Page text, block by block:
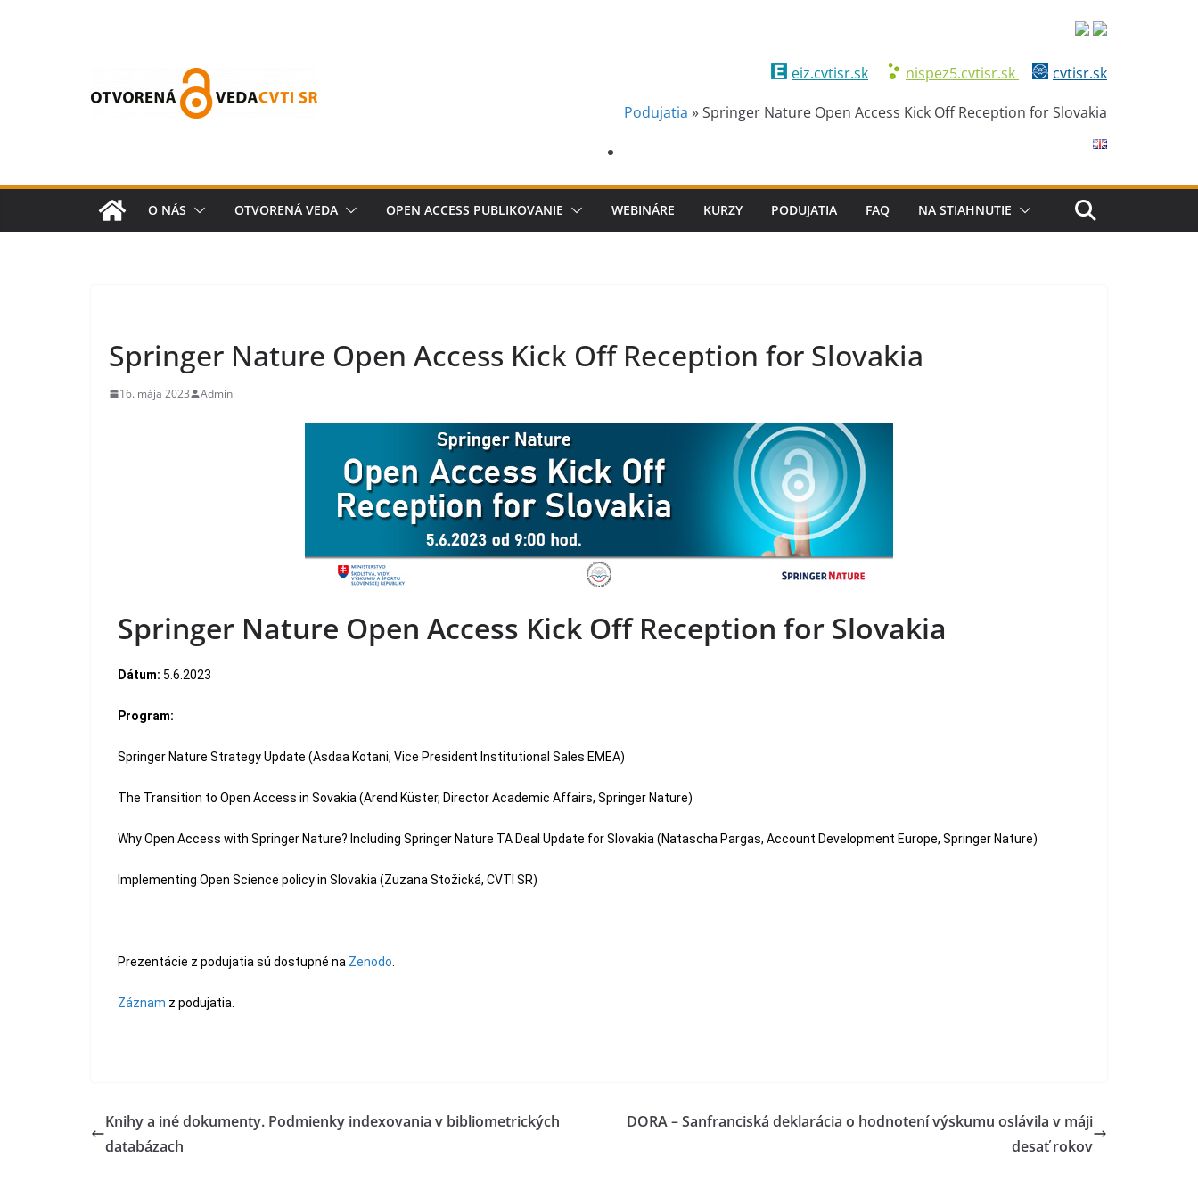
eiz.cvtisr.sk nispez5.cvtisr.sk
cvtisr.sk
Podujatia »Springer Nature Open Access Kick Off Reception for Slovakia
O NÁS OTVORENÁ VEDA OPEN ACCESS PUBLIKOVANIE WEBINÁRE KURZY PODUJATIA FAQ NA STIAHNUTIE
Springer Nature Open Access Kick Off Reception for Slovakia
16. mája 2023 Admin
Springer Nature Open Access Kick Off Reception for Slovakia
Dátum: 5.6.2023
Program:
Springer Nature Strategy Update (Asdaa Kotani, Vice President Institutional Sales EMEA)
The Transition to Open Access in Sovakia (Arend Küster, Director Academic Affairs, Springer Nature)
Why Open Access with Springer Nature? Including Springer Nature TA Deal Update for Slovakia (Natascha Pargas, Account Development Europe, Springer Nature)
Implementing Open Science policy in Slovakia (Zuzana Stožická, CVTI SR)
Prezentácie z podujatia sú dostupné na Zenodo
Záznam z podujatia.
Knihy a iné dokumenty. Podmienky indexovania v bibliometrických
databázach
DORA – Sanfranciská deklarácia o hodnotení výskumu oslávila v máji
desať rokov